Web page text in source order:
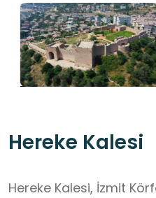
Hereke Kalesi
Hereke Kalesi, İzmit